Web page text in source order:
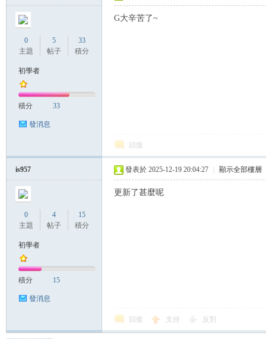
0
主題
5
帖子
33
積分
初學者
積分 33
發消息
G大辛苦了~
回復
is957
0
主題
4
帖子
15
積分
初學者
積分 15
發消息
發表於 2025-12-19 20:04:27 顯示全部樓層
更新了甚麼呢
回復 支持 反對